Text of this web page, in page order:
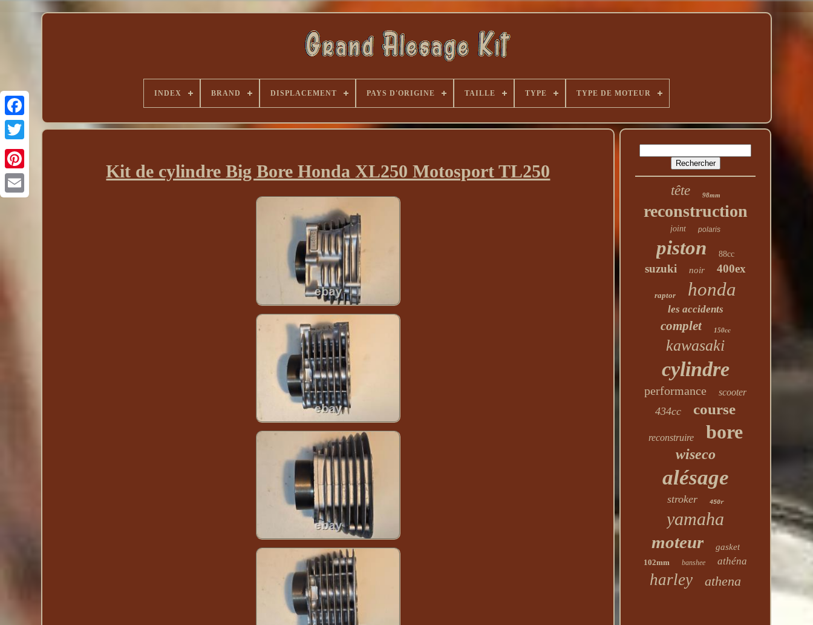
INDEX BRAND DISPLACEMENT PAYS D'ORIGINE TAILLE TYPE TYPE DE MOTEUR
Kit de cylindre Big Bore Honda XL250 Motosport TL250
tête 98mm
reconstruction
joint polaris
piston 88cc
suzuki noir 400ex
raptor honda
les accidents
complet 150cc
kawasaki
cylindre
performance scooter
434cc course
reconstruire bore
wiseco
alésage
stroker 450r
yamaha
moteur gasket
102mm banshee athéna
harley athena